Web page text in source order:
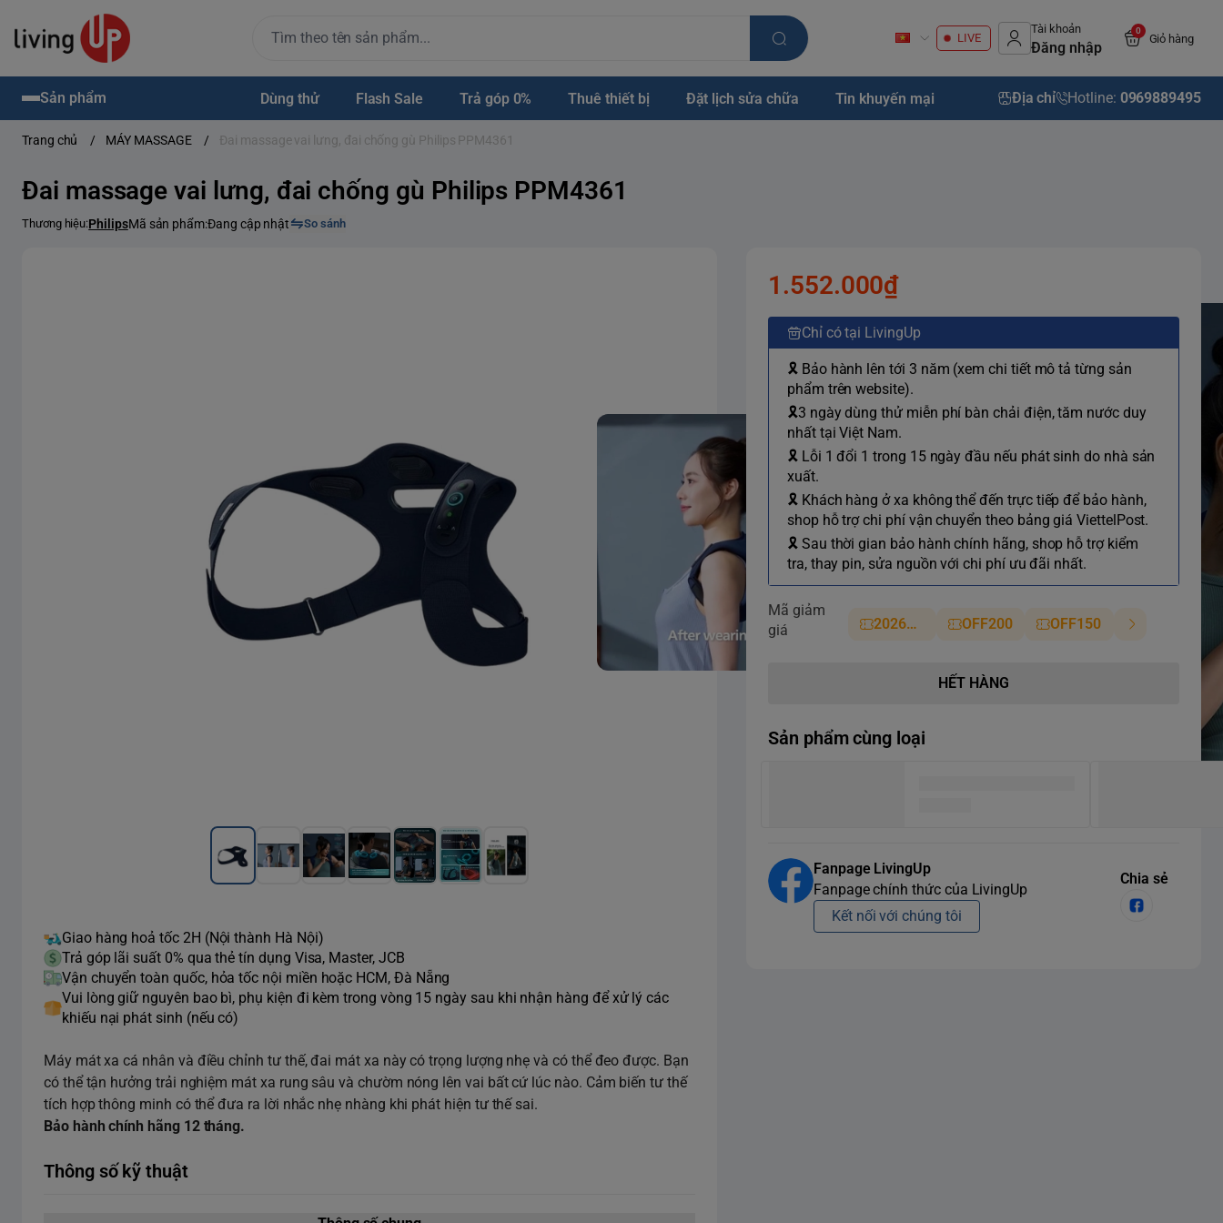
LIVE
Tài khoản
Đăng nhập
0
Giỏ hàng
Sản phẩm Dùng thử Flash Sale Trả góp 0% Thuê thiết bị Đặt lịch sửa chữa Tin khuyến mại Địa chỉ Hotline: 0969889495
Trang chủ / MÁY MASSAGE / Đai massage vai lưng, đai chống gù Philips PPM4361
Đai massage vai lưng, đai chống gù Philips PPM4361
Thương hiệu:PhilipsMã sản phẩm:Đang cập nhật So sánh
1.552.000₫
Chỉ có tại LivingUp
🎗 Bảo hành lên tới 3 năm (xem chi tiết mô tả từng sản
phẩm trên website).
🎗3 ngày dùng thử miễn phí bàn chải điện, tăm nước duy
nhất tại Việt Nam.
🎗 Lỗi 1 đổi 1 trong 15 ngày đầu nếu phát sinh do nhà sản
xuất.
🎗 Khách hàng ở xa không thể đến trực tiếp để bảo hành,
shop hỗ trợ chi phí vận chuyển theo bảng giá ViettelPost.
🎗 Sau thời gian bảo hành chính hãng, shop hỗ trợ kiểm
tra, thay pin, sửa nguồn với chi phí ưu đãi nhất.
Mã giảm
giá
2026NM OFF200 OFF150
HẾT HÀNG
Sản phẩm cùng loại
Fanpage LivingUp
Fanpage chính thức của LivingUp
Kết nối với chúng tôi
Chia sẻ
Giao hàng hoả tốc 2H (Nội thành Hà Nội)
Trả góp lãi suất 0% qua thẻ tín dụng Visa, Master, JCB
Vận chuyển toàn quốc, hỏa tốc nội miền hoặc HCM, Đà Nẵng
Vui lòng giữ nguyên bao bì, phụ kiện đi kèm trong vòng 15 ngày sau khi nhận hàng để xử lý các
khiếu nại phát sinh (nếu có)
Máy mát xa cá nhân và điều chỉnh tư thế, đai mát xa này có trọng lượng nhẹ và có thể đeo được. Bạn
có thể tận hưởng trải nghiệm mát xa rung sâu và chườm nóng lên vai bất cứ lúc nào. Cảm biến tư thế
tích hợp thông minh có thể đưa ra lời nhắc nhẹ nhàng khi phát hiện tư thế sai.
Bảo hành chính hãng 12 tháng.
Thông số kỹ thuật